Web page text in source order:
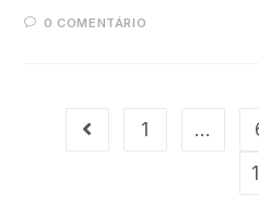
0 COMENTÁRIO
1 …